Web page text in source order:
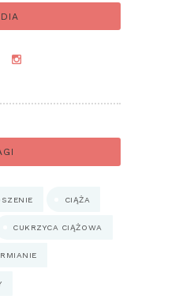
CIĄŻA
CUKRZYCA CIĄŻOWA